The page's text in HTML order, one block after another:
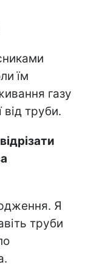
їм
газу
від труби.
Я
труби